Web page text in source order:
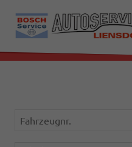
Fahrzeugnr.